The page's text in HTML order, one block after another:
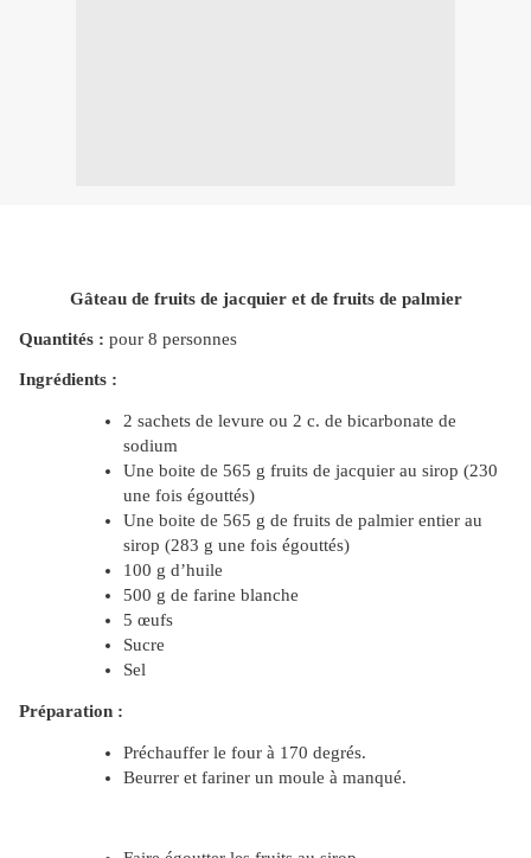
Gâteau de fruits de jacquier et de fruits de palmier
Quantités : pour 8 personnes
Ingrédients :
2 sachets de levure ou 2 c. de bicarbonate de
sodium
Une boite de 565 g fruits de jacquier au sirop (230
une fois égouttés)
Une boite de 565 g de fruits de palmier entier au
sirop (283 g une fois égouttés)
100 g d’huile
500 g de farine blanche
5 œufs
Sucre
Sel
Préparation :
Préchauffer le four à 170 degrés.
Beurrer et fariner un moule à manqué.